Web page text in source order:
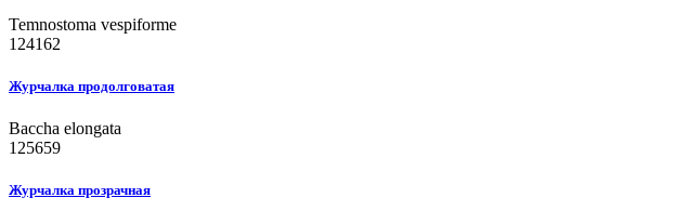
Temnostoma vespiforme
124162
Журчалка продолговатая
Baccha elongata
125659
Журчалка прозрачная